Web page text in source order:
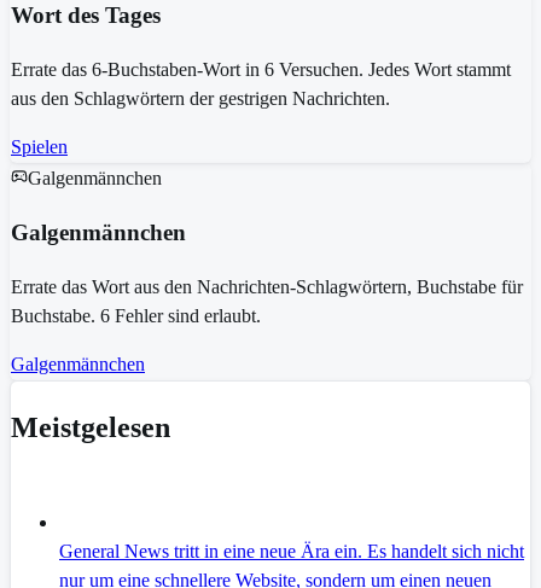
Wort des Tages
Errate das 6-Buchstaben-Wort in 6 Versuchen. Jedes Wort stammt
aus den Schlagwörtern der gestrigen Nachrichten.
Spielen
Galgenmännchen
Galgenmännchen
Errate das Wort aus den Nachrichten-Schlagwörtern, Buchstabe für
Buchstabe. 6 Fehler sind erlaubt.
Galgenmännchen
Meistgelesen
General News tritt in eine neue Ära ein. Es handelt sich nicht
nur um eine schnellere Website, sondern um einen neuen